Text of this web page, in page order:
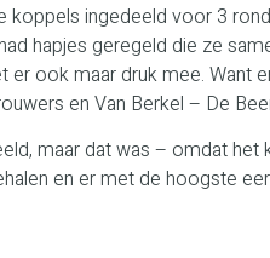
ingedeeld voor 3
hapjes geregeld die ze
ook maar druk mee.
en Van Berkel – De
maar dat was – omdat
en er met de hoogste